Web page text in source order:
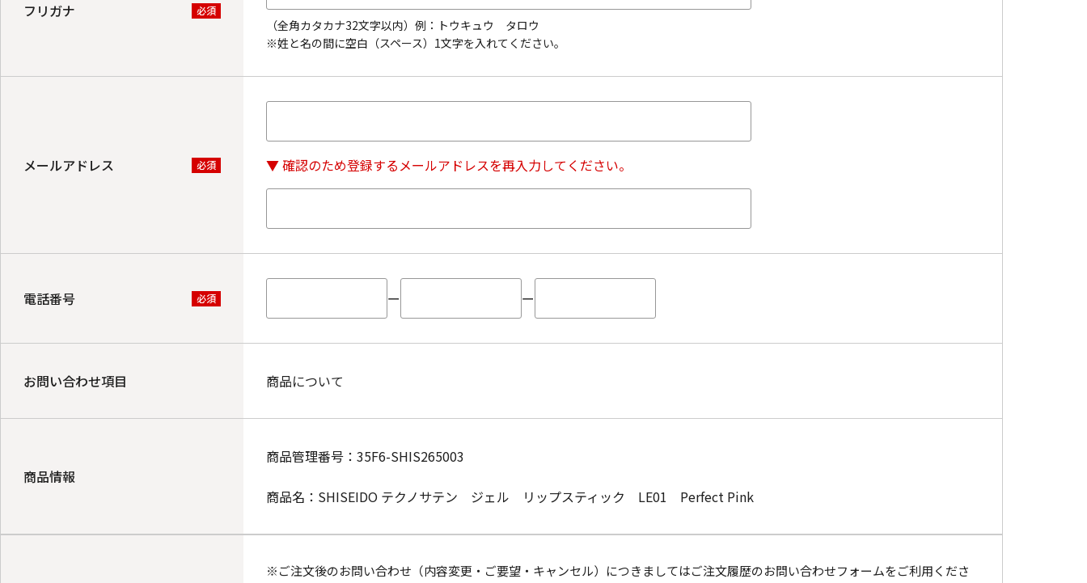
フリガナ 必須
（全角カタカナ32文字以内） 例：トウキュウ タロウ
※姓と名の間に空白（スペース）1文字を入れてください。
メールアドレス 必須 ▼ 確認のため登録するメールアドレスを再入力してください。
電話番号 必須 ー ー
お問い合わせ項目 商品について
商品情報
商品管理番号： 35F6-SHIS265003
商品名： SHISEIDO テクノサテン ジェル リップスティック LE01 Perfect Pink
※ご注文後のお問い合わせ（内容変更・ご要望・キャンセル）につきましてはご注文履歴のお問い合わせフォームをご利用くださ